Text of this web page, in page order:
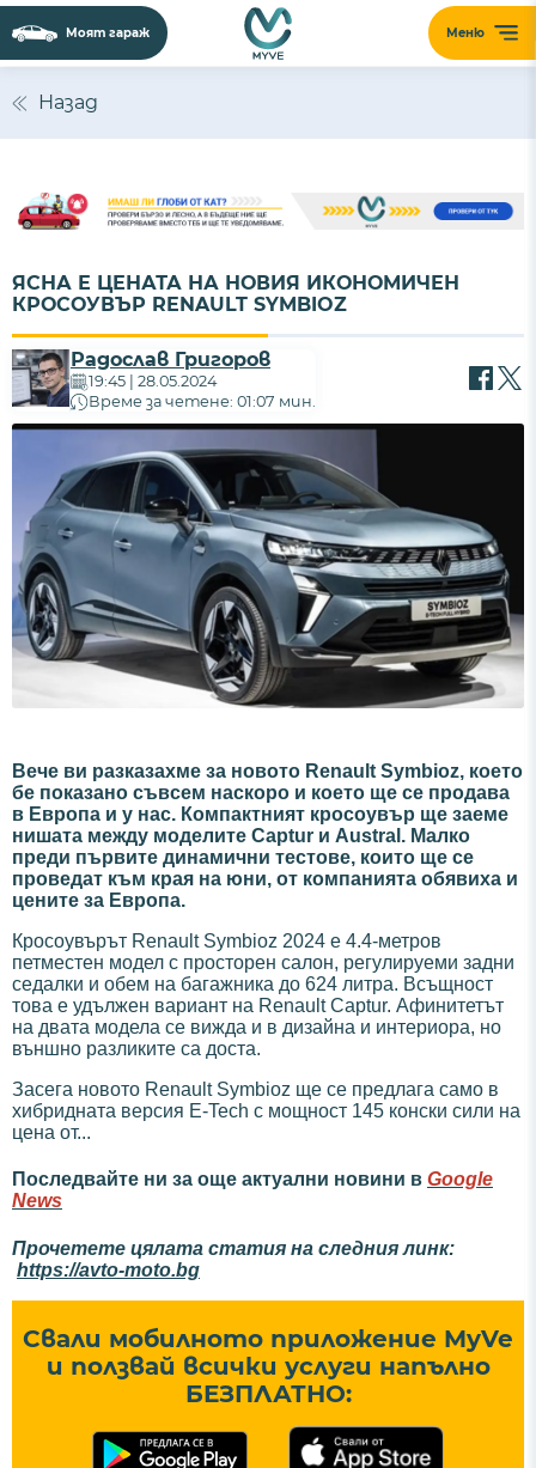
Меню
Моят гараж
Назад
ЯСНА Е ЦЕНАТА НА НОВИЯ ИКОНОМИЧЕН
КРОСОУВЪР RENAULT SYMBIOZ
Радослав Григоров
19:45 | 28.05.2024
Време за четене: 01:07 мин.
Вече ви разказахме за новото Renault Symbioz, което
бе показано съвсем наскоро и което ще се продава
в Европа и у нас. Компактният кросоувър ще заеме
нишата между моделите Captur и Austral. Малко
преди първите динамични тестове, които ще се
проведат към края на юни, от компанията обявиха и
цените за Европа.
Кросоувърът Renault Symbioz 2024 е 4.4-метров
петместен модел с просторен салон, регулируеми задни
седалки и обем на багажника до 624 литра. Всъщност
това е удължен вариант на Renault Captur. Афинитетът
на двата модела се вижда и в дизайна и интериора, но
външно разликите са доста.
Засега новото Renault Symbioz ще се предлага само в
хибридната версия E-Tech с мощност 145 конски сили на
цена от...
Последвайте ни за още актуални новини в Google
News
Прочетете цялата статия на следния линк:
https://avto-moto.bg
Свали мобилното приложение MyVe
и ползвай всички услуги напълно
БЕЗПЛАТНО: